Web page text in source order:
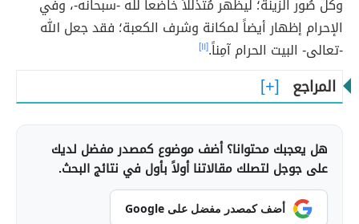
وكلّ صُور الزينة؛ ليظهر مُتذلِّلاً خاضعاً لله -سبحانه-، وفي
الإحرام إظهار أيضاً لمكانة وشرف الكعبة؛ فقد جعل الله
-تعالى- البيت الحرام آمِناً.[١١]
المراجع
هل يعجبك محتوانا؟ أضف موضوع كمصدر مفضل لديك
على جوجل لتصلك مقالاتنا أولاً بأول في نتائج البحث.
أضف كمصدر مفضل على Google